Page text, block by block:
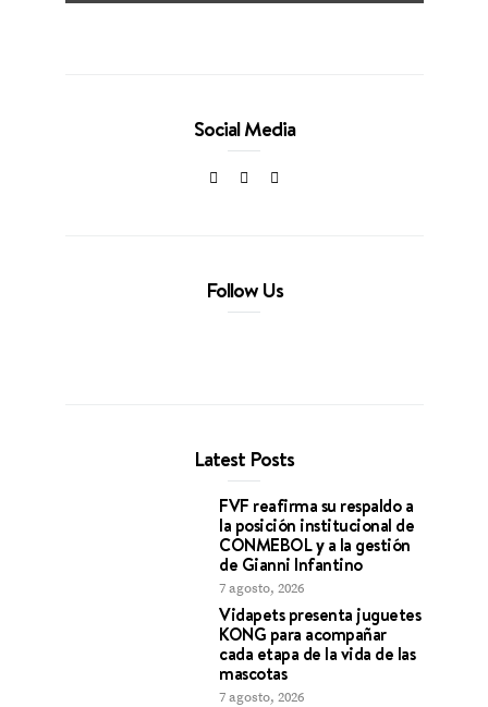
Social Media
Follow Us
Latest Posts
FVF reafirma su respaldo a
la posición institucional de
CONMEBOL y a la gestión
de Gianni Infantino
7 agosto, 2026
Vidapets presenta juguetes
KONG para acompañar
cada etapa de la vida de las
mascotas
7 agosto, 2026